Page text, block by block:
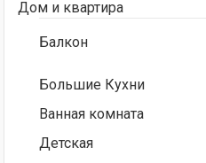
Дом и квартира
Балкон
Большие Кухни
Ванная комната
Детская